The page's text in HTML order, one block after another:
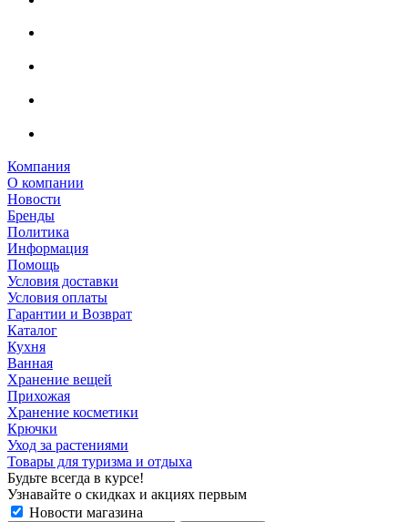
Компания
О компании
Новости
Бренды
Политика
Информация
Помощь
Условия доставки
Условия оплаты
Гарантии и Возврат
Каталог
Кухня
Ванная
Хранение вещей
Прихожая
Хранение косметики
Крючки
Уход за растениями
Товары для туризма и отдыха
Будьте всегда в курсе!
Узнавайте о скидках и акциях первым
Новости магазина